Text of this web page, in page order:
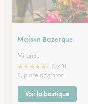
Maison Bazerque
Mirande
★★★★★4.8 (43)
6, place d'Astarac
Voir la boutique